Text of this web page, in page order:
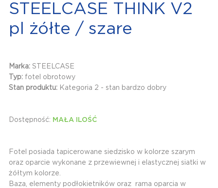
STEELCASE THINK V2
pl żółte / szare
Marka: STEELCASE
Typ: fotel obrotowy
Stan produktu: Kategoria 2 - stan bardzo dobry
Dostępność: MAŁA ILOŚĆ
Fotel posiada tapicerowane siedzisko w kolorze szarym
oraz oparcie wykonane z przewiewnej i elastycznej siatki w
żółtym kolorze.
Baza, elementy podłokietników oraz rama oparcia w